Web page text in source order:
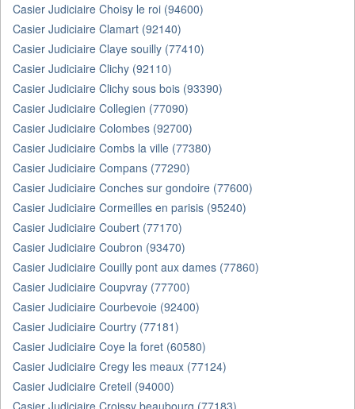
Casier Judiciaire Choisy le roi (94600)
Casier Judiciaire Clamart (92140)
Casier Judiciaire Claye souilly (77410)
Casier Judiciaire Clichy (92110)
Casier Judiciaire Clichy sous bois (93390)
Casier Judiciaire Collegien (77090)
Casier Judiciaire Colombes (92700)
Casier Judiciaire Combs la ville (77380)
Casier Judiciaire Compans (77290)
Casier Judiciaire Conches sur gondoire (77600)
Casier Judiciaire Cormeilles en parisis (95240)
Casier Judiciaire Coubert (77170)
Casier Judiciaire Coubron (93470)
Casier Judiciaire Couilly pont aux dames (77860)
Casier Judiciaire Coupvray (77700)
Casier Judiciaire Courbevoie (92400)
Casier Judiciaire Courtry (77181)
Casier Judiciaire Coye la foret (60580)
Casier Judiciaire Cregy les meaux (77124)
Casier Judiciaire Creteil (94000)
Casier Judiciaire Croissy beaubourg (77183)